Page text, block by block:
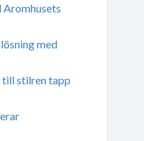
Aromhusets
med
stilren tapp